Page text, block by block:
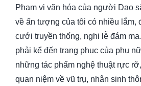
Phạm vi văn hóa của người Dao
về ấn tượng của tôi có nhiều lắm,
cưới truyền thống, nghi lễ đám
phải kể đến trang phục của phụ
những tác phẩm nghệ thuật rực
quan niệm về vũ trụ, nhân sinh